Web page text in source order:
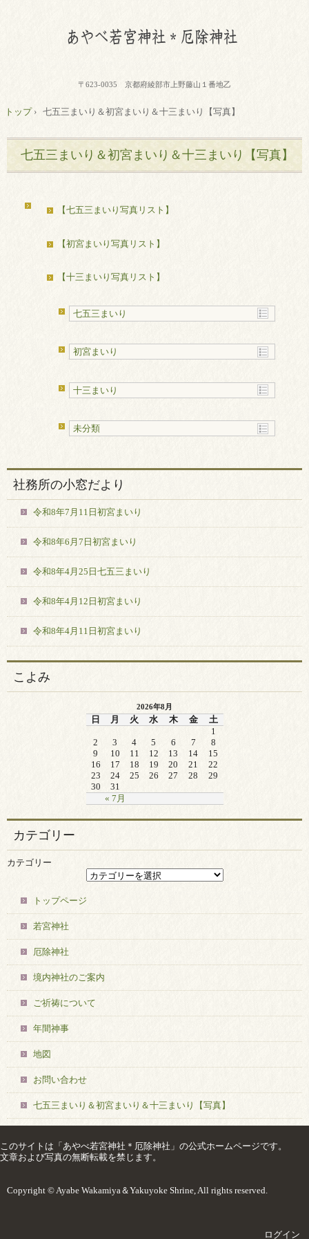
〒623-0035 京都府綾部市上野藤山１番地乙
トップ› 七五三まいり＆初宮まいり＆十三まいり【写真】
七五三まいり＆初宮まいり＆十三まいり【写真】
【七五三まいり写真リスト】
【初宮まいり写真リスト】
【十三まいり写真リスト】
七五三まいり
初宮まいり
十三まいり
未分類
社務所の小窓だより
令和8年7月11日初宮まいり
令和8年6月7日初宮まいり
令和8年4月25日七五三まいり
令和8年4月12日初宮まいり
令和8年4月11日初宮まいり
こよみ
2026年8月
日 月 火 水 木 金 土
« 7月
1
2
3 4 5 6 7
8
9
10 11 12 13 14
15
16
17 18 19 20 21
22
23
24 25 26 27 28
29
30
31
カテゴリー
カテゴリー
トップページ
若宮神社
厄除神社
境内神社のご案内
ご祈祷について
年間神事
地図
お問い合わせ
七五三まいり＆初宮まいり＆十三まいり【写真】
このサイトは「あやべ若宮神社＊厄除神社」の公式ホームページです。
文章および写真の無断転載を禁じます。
Copyright © Ayabe Wakamiya＆Yakuyoke Shrine, All rights reserved.
ログイン